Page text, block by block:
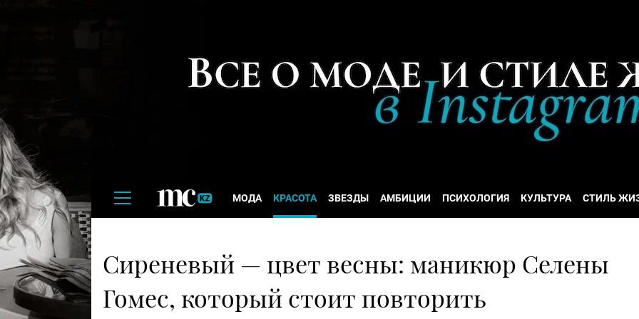
МОДА КРАСОТА ЗВЕЗДЫ АМБИЦИИ ПСИХОЛОГИЯ КУЛЬТУРА СТИЛЬ
Сиреневый — цвет весны: маникюр Селены
Гомес, который стоит повторить